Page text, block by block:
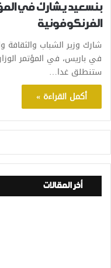
بنسعيد يشارك في
الفرنكوفونية
شارك وزير الشباب
في باريس، في المؤتمر
ستنطلق غدا…
أكمل القراءة »
أخر المقالات